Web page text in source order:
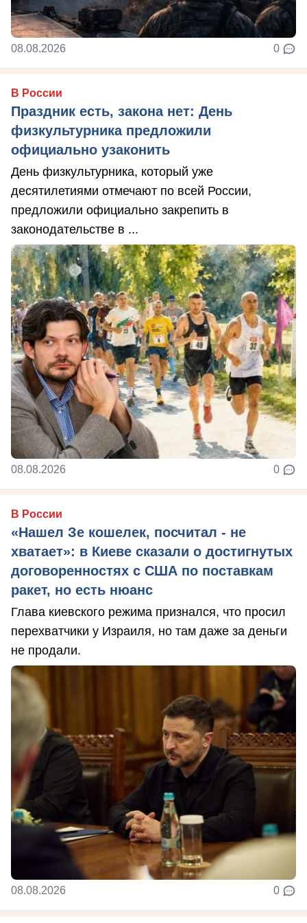
08.08.2026 0
В России
Праздник есть, закона нет: День
физкультурника предложили
официально узаконить
День физкультурника, который уже
десятилетиями отмечают по всей России,
предложили официально закрепить в
законодательстве в ...
08.08.2026 0
В России
«Нашел Зе кошелек, посчитал - не
хватает»: в Киеве сказали о достигнутых
договоренностях с США по поставкам
ракет, но есть нюанс
Глава киевского режима признался, что просил
перехватчики у Израиля, но там даже за деньги
не продали.
08.08.2026 0